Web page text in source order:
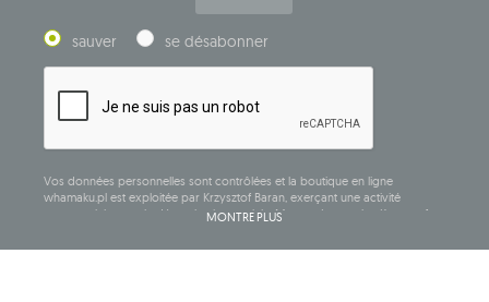
sauver se désabonner
Vos données personnelles sont contrôlées et la boutique en ligne
whamaku.pl est exploitée par Krzysztof Baran, exerçant une activité
commerciale sous la dénomination sociale: Mouton Interactive Krzysztof
MONTRE PLUS